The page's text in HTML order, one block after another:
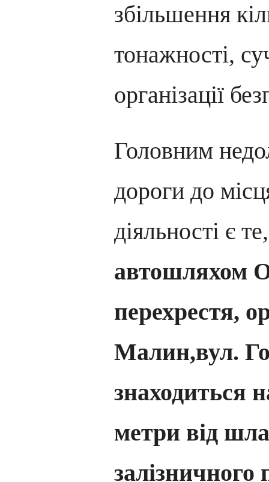
збільшення
тонажності,
організації
Головним
дороги до
діяльності є
автошляхом
перехрестя,
Малин,вул.
знаходиться
метри від
залізничного